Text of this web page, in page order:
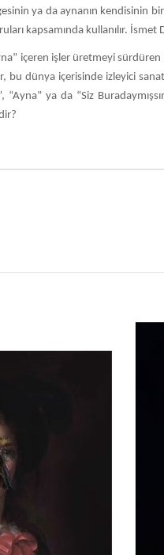
ya da aynanın kendisinin
kapsamında kullanılır.
içeren işler üretmeyi sürdüren
dünya içerisinde izleyici sanat
“Ayna” ya da “Siz